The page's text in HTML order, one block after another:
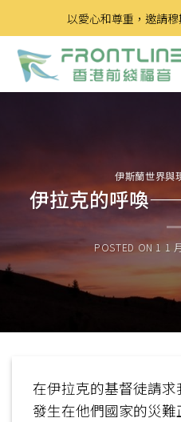
to
content
以愛心和尊重，邀請
伊斯蘭世界與
伊拉克的呼喚
POSTED ON 1 1
在伊拉克的基督徒請
發生在他們國家的災難